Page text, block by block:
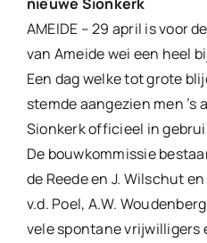
nieuwe Sionkerk
AMEIDE – 29 april is voor
van Ameide wei een heel
Een dag welke tot grote
stemde aangezien men ’s
Sionkerk officieel in
De bouwkommissie
de Reede en J. Wilschut
v.d. Poel, A.W.
vele spontane vrijwilligers